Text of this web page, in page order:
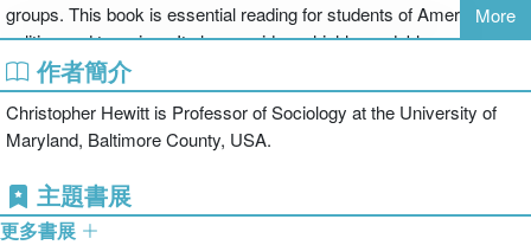
groups. This book is essential reading for students of American
politics and terrorism. It also provides a highly readable account for
interested readers wishing to know more about a topic which has
recently become tragically relevant to world affairs.
More
作者簡介
Christopher Hewitt is Professor of Sociology at the University of
Maryland, Baltimore County, USA.
主題書展
更多書展